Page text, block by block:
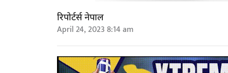
रिपोर्टर्स नेपाल
April 24, 2023 8:14 am